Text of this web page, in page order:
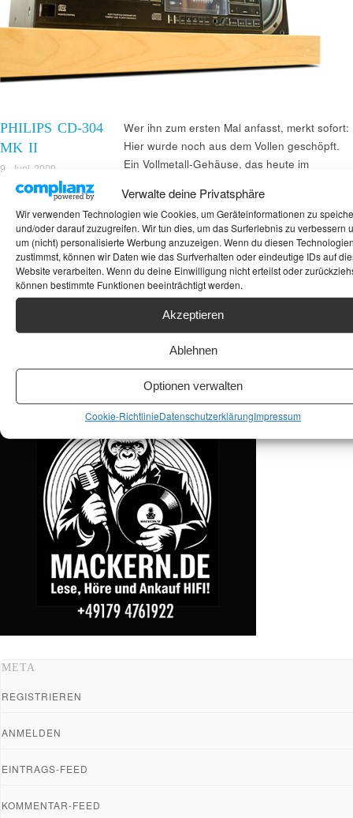
Verwalte deine Privatsphäre
Wir verwenden Technologien wie Cookies, um Geräteinformationen zu
und/oder darauf zuzugreifen. Wir tun dies, um das Surferlebnis zu verbessern
um (nicht) personalisierte Werbung anzuzeigen. Wenn du diesen
zustimmst, können wir Daten wie das Surfverhalten oder eindeutige IDs auf
Website verarbeiten. Wenn du deine Einwilligung nicht erteilst oder
können bestimmte Funktionen beeinträchtigt werden.
Akzeptieren
Ablehnen
Optionen verwalten
Cookie-RichtlinieDatenschutzerklärungImpressum
PHILIPS CD-304
MK II
9. Juni 2009
Mackern
Wer ihn zum ersten Mal anfasst, merkt sofort:
Hier wurde noch aus dem Vollen geschöpft.
Ein Vollmetall-Gehäuse, das heute im
sorgt für eine exzellente Haptik. Philips hat mit
diesem Gerät (und seinem 14-Bit-Vorgänger
ohne MK II) echtesHigh-End erschwinglich
gemacht. Klanglich spielt dieser Belgier in
einer Liga
Suchen
ANKAUF HIFI & HIGH GERÄTE: +491794761922
META
REGISTRIEREN
ANMELDEN
EINTRAGS-FEED
KOMMENTAR-FEED